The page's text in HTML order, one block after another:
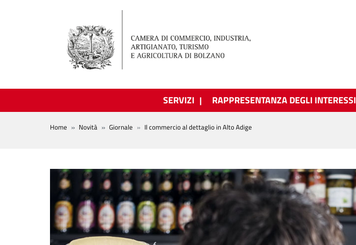
SERVIZI RAPPRESENTANZA DEGLI INTERESSI
BREADCRUMB
Home Novità Giornale Il commercio al dettaglio in Alto Adige